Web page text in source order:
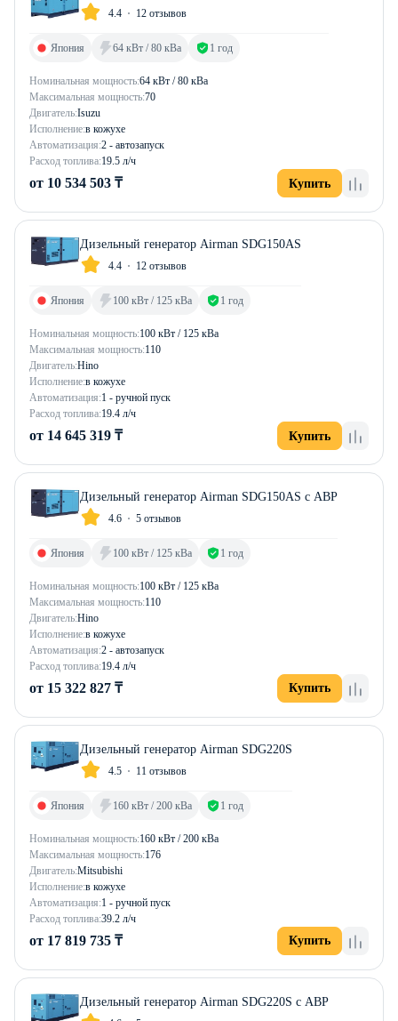
4.4 12 отзывов
Номинальная мощность:64 кВт / 80 кВа
Максимальная мощность:70
Двигатель:Isuzu
Исполнение:в кожухе
Автоматизация:2 - автозапуск
Расход топлива:19.5 л/ч
Япония 64 кВт / 80 кВа 1 год
от 10 534 503 ₸ Купить
Дизельный генератор Airman SDG150AS
4.4 12 отзывов
Номинальная мощность:100 кВт / 125 кВа
Максимальная мощность:110
Двигатель:Hino
Исполнение:в кожухе
Автоматизация:1 - ручной пуск
Расход топлива:19.4 л/ч
Япония 100 кВт / 125 кВа 1 год
от 14 645 319 ₸ Купить
Дизельный генератор Airman SDG150AS с АВР
4.6 5 отзывов
Номинальная мощность:100 кВт / 125 кВа
Максимальная мощность:110
Двигатель:Hino
Исполнение:в кожухе
Автоматизация:2 - автозапуск
Расход топлива:19.4 л/ч
Япония 100 кВт / 125 кВа 1 год
от 15 322 827 ₸ Купить
Дизельный генератор Airman SDG220S
4.5 11 отзывов
Номинальная мощность:160 кВт / 200 кВа
Максимальная мощность:176
Двигатель:Mitsubishi
Исполнение:в кожухе
Автоматизация:1 - ручной пуск
Расход топлива:39.2 л/ч
Япония 160 кВт / 200 кВа 1 год
от 17 819 735 ₸ Купить
Дизельный генератор Airman SDG220S с АВР